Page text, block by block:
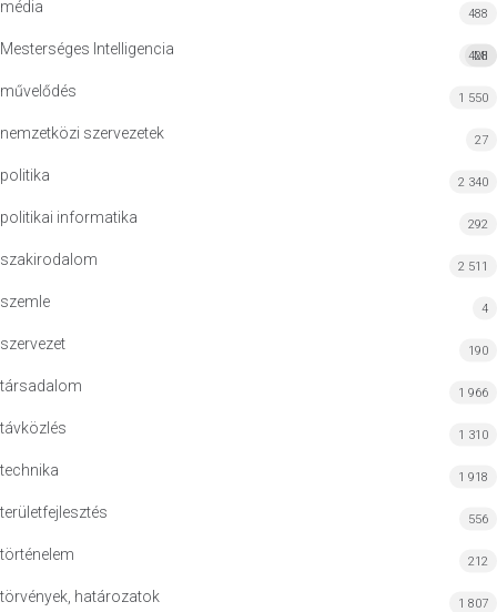
média 488
Mesterséges Intelligencia MI
428
művelődés 1 550
nemzetközi szervezetek 27
politika 2 340
politikai informatika 292
szakirodalom 2 511
szemle 4
szervezet 190
társadalom 1 966
távközlés 1 310
technika 1 918
területfejlesztés 556
történelem 212
törvények, határozatok 1 807